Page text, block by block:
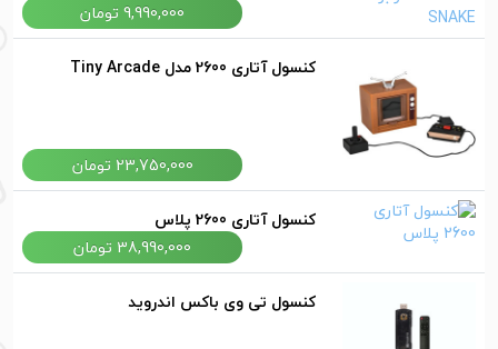
9,990,000 تومان
کنسول آتاری 2600 مدل Tiny Arcade
23,750,000 تومان
کنسول آتاری 2600 پلاس
38,990,000 تومان
کنسول تی وی باکس اندروید